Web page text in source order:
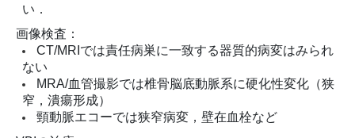
い．
画像検査：
CT/MRIでは責任病巣に一致する器質的病変はみられ
ない
MRA/血管撮影では椎骨脳底動脈系に硬化性変化（狭
窄，潰瘍形成）
頸動脈エコーでは狭窄病変，壁在血栓など